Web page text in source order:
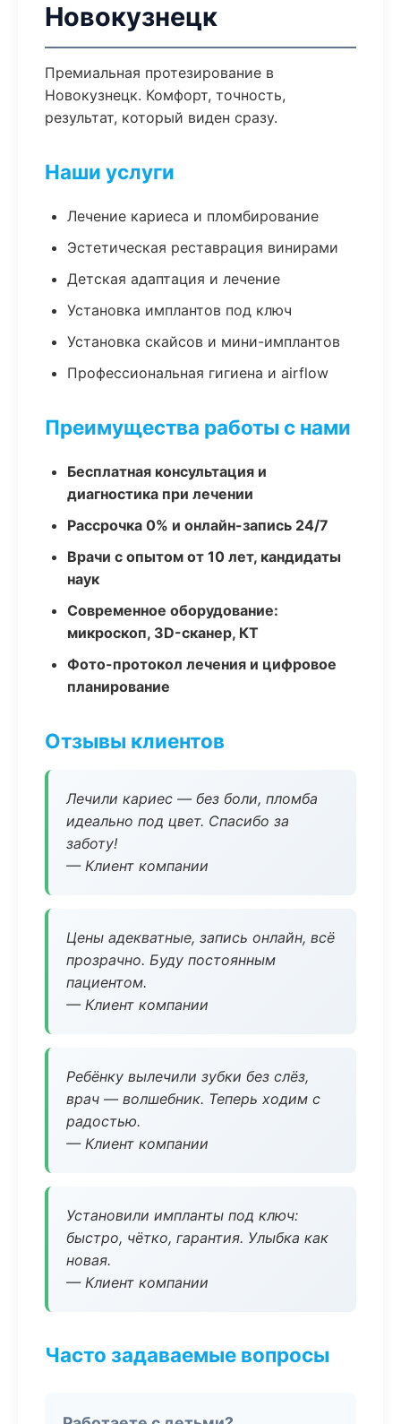
Новокузнецк
Премиальная протезирование в
Новокузнецк. Комфорт, точность,
результат, который виден сразу.
Наши услуги
Лечение кариеса и пломбирование
Эстетическая реставрация винирами
Детская адаптация и лечение
Установка имплантов под ключ
Установка скайсов и мини-имплантов
Профессиональная гигиена и airflow
Преимущества работы с нами
Бесплатная консультация и
диагностика при лечении
Рассрочка 0% и онлайн-запись 24/7
Врачи с опытом от 10 лет, кандидаты
наук
Современное оборудование:
микроскоп, 3D-сканер, КТ
Фото-протокол лечения и цифровое
планирование
Отзывы клиентов
Лечили кариес — без боли, пломба
идеально под цвет. Спасибо за
заботу!
— Клиент компании
Цены адекватные, запись онлайн, всё
прозрачно. Буду постоянным
пациентом.
— Клиент компании
Ребёнку вылечили зубки без слёз,
врач — волшебник. Теперь ходим с
радостью.
— Клиент компании
Установили импланты под ключ:
быстро, чётко, гарантия. Улыбка как
новая.
— Клиент компании
Часто задаваемые вопросы